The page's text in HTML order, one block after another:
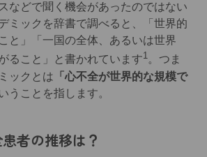
などで聞く機会があったのではない
ミックを辞書で調べると、「世界的
と」「一国の全体、あるいは世界
ること」と書かれています1。つま
ックとは 「心不全が世界的な規模で
うことを指します。
者の推移は？